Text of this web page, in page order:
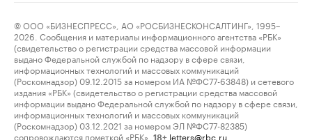
© ООО «БИЗНЕСПРЕСС», АО «РОСБИЗНЕСКОНСАЛТИНГ», 1995–
2026. Сообщения и материалы информационного агентства «РБК»
(свидетельство о регистрации средства массовой информации
выдано Федеральной службой по надзору в сфере связи,
информационных технологий и массовых коммуникаций
(Роскомнадзор) 09.12.2015 за номером ИА №ФС77-63848) и сетевого
издания «РБК» (свидетельство о регистрации средства массовой
информации выдано Федеральной службой по надзору в сфере связи,
информационных технологий и массовых коммуникаций
(Роскомнадзор) 03.12.2021 за номером ЭЛ №ФС77-82385)
сопровождаются пометкой «РБК».
18+ letters@rbc.ru